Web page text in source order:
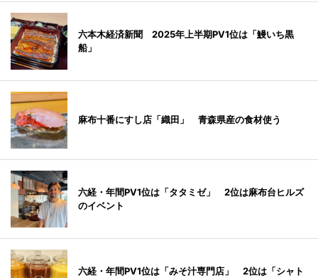
六本木経済新聞 2025年上半期PV1位は「鰻いち黒
船」
麻布十番にすし店「織田」 青森県産の食材使う
六経・年間PV1位は「タタミゼ」 2位は麻布台ヒルズ
のイベント
六経・年間PV1位は「みそ汁専門店」 2位は「シャト